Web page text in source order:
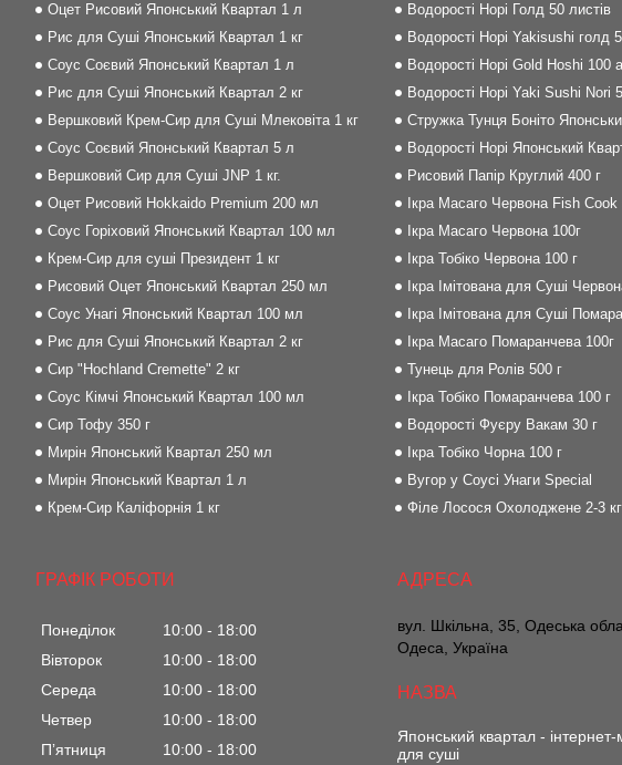
Оцет Рисовий Японський Квартал 1 л
Рис для Суші Японський Квартал 1 кг
Соус Соєвий Японський Квартал 1 л
Рис для Суші Японський Квартал 2 кг
Вершковий Крем-Сир для Суші Млековіта 1 кг
Соус Соєвий Японський Квартал 5 л
Вершковий Сир для Суші JNP 1 кг.
Оцет Рисовий Hokkaido Premium 200 мл
Соус Горіховий Японський Квартал 100 мл
Крем-Сир для суші Президент 1 кг
Рисовий Оцет Японський Квартал 250 мл
Соус Унагі Японський Квартал 100 мл
Рис для Суші Японський Квартал 2 кг
Сир "Hochland Cremette" 2 кг
Соус Кімчі Японський Квартал 100 мл
Сир Тофу 350 г
Мирін Японський Квартал 250 мл
Мирін Японський Квартал 1 л
Крем-Сир Каліфорнія 1 кг
Водорості Норі Голд 50 листів
Водорості Норі Yakisushi голд
Водорості Норі Gold Hoshi 100
Водорості Норі Yaki Sushi Nori
Стружка Тунця Боніто
Водорості Норі Японський
Рисовий Папір Круглий 400 г
Ікра Масаго Червона Fish Cook
Ікра Масаго Червона 100г
Ікра Тобіко Червона 100 г
Ікра Імітована для Суші
Ікра Імітована для Суші
Ікра Масаго Помаранчева 100г
Тунець для Ролів 500 г
Ікра Тобіко Помаранчева 100 г
Водорості Фуєру Вакам 30 г
Ікра Тобіко Чорна 100 г
Вугор у Соусі Унаги Special
Філе Лосося Охолоджене 2-3 кг
ГРАФІК РОБОТИ
Понеділок 10:00
18:00
Вівторок
10:00
18:00
Середа
10:00
18:00
Четвер
10:00
18:00
Пʼятниця
10:00
18:00
вул. Шкільна, 35, Одеська
Одеса, Україна
Японський квартал - інтернет-
для суші